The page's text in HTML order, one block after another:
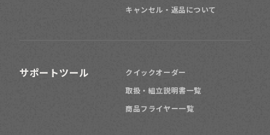
キャンセル・返品について
サポートツール
クイックオーダー
取扱・組立説明書一覧
商品フライヤー一覧